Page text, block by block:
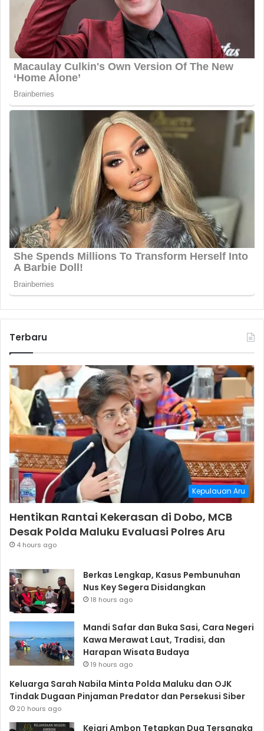
Terbaru
Kepulauan Aru
Hentikan Rantai Kekerasan di Dobo, MCB
Desak Polda Maluku Evaluasi Polres Aru
4 hours ago
Berkas Lengkap, Kasus Pembunuhan
Nus Key Segera Disidangkan
18 hours ago
Mandi Safar dan Buka Sasi, Cara Negeri
Kawa Merawat Laut, Tradisi, dan
Harapan Wisata Budaya
19 hours ago
Keluarga Sarah Nabila Minta Polda Maluku dan OJK
Tindak Dugaan Pinjaman Predator dan Persekusi Siber
20 hours ago
Kejari Ambon Tetapkan Dua Tersangka